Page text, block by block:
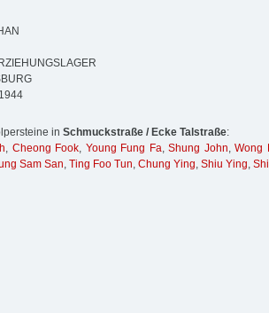
in Schmuckstraße / Ecke Talstraße:
, Cheong Fook, Young Fung Fa, Shung John, Wong
Sam San, Ting Foo Tun, Chung Ying, Shiu Ying,